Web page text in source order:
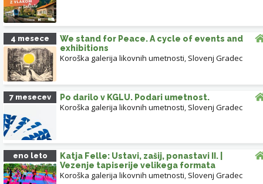
4 mesece
We stand for Peace. A cycle of events and
exhibitions
Koroška galerija likovnih umetnosti, Slovenj Gradec
7 mesecev Po darilo v KGLU. Podari umetnost.
Koroška galerija likovnih umetnosti, Slovenj Gradec
eno leto
Katja Felle: Ustavi, zašij, ponastavi II. |
Vezenje tapiserije velikega formata
Koroška galerija likovnih umetnosti, Slovenj Gradec